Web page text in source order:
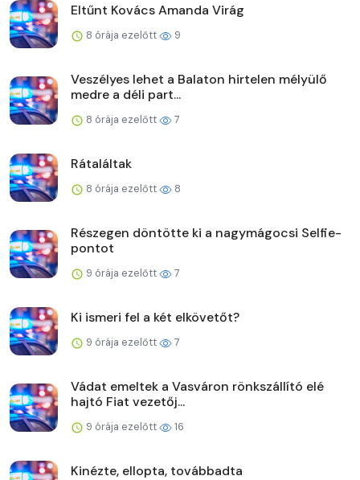
Eltűnt Kovács Amanda Virág
8 órája ezelőtt 9
Veszélyes lehet a Balaton hirtelen mélyülő
medre a déli part...
8 órája ezelőtt 7
Rátaláltak
8 órája ezelőtt 8
Részegen döntötte ki a nagymágocsi Selfie-
pontot
9 órája ezelőtt 7
Ki ismeri fel a két elkövetőt?
9 órája ezelőtt 7
Vádat emeltek a Vasváron rönkszállító elé
hajtó Fiat vezetőj...
9 órája ezelőtt 16
Kinézte, ellopta, továbbadta